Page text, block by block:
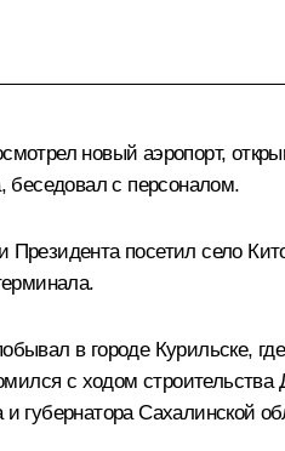
новый аэропорт,
беседовал с персоналом.
посетил село
в городе Курильске,
с ходом
и губернатора Сахалинской